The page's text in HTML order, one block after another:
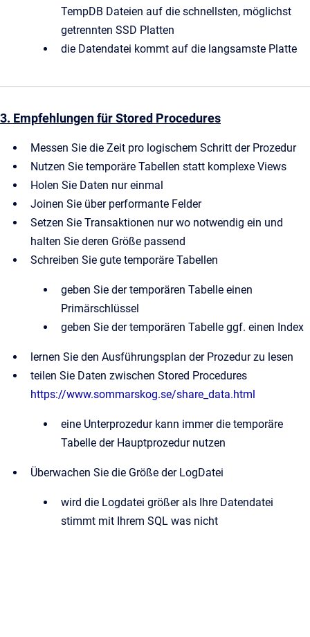
TempDB Dateien auf die schnellsten, möglichst
getrennten SSD Platten
die Datendatei kommt auf die langsamste Platte
3. Empfehlungen für Stored Procedures
Messen Sie die Zeit pro logischem Schritt der Prozedur
Nutzen Sie temporäre Tabellen statt komplexe Views
Holen Sie Daten nur einmal
Joinen Sie über performante Felder
Setzen Sie Transaktionen nur wo notwendig ein und
halten Sie deren Größe passend
Schreiben Sie gute temporäre Tabellen
geben Sie der temporären Tabelle einen
Primärschlüssel
geben Sie der temporären Tabelle ggf. einen Index
lernen Sie den Ausführungsplan der Prozedur zu lesen
teilen Sie Daten zwischen Stored Procedures
https://www.sommarskog.se/share_data.html
eine Unterprozedur kann immer die temporäre
Tabelle der Hauptprozedur nutzen
Überwachen Sie die Größe der LogDatei
wird die Logdatei größer als Ihre Datendatei
stimmt mit Ihrem SQL was nicht